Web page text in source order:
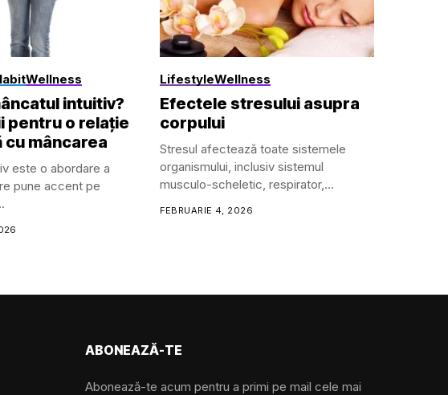
o afecțiune nou diagnosticată sau pur și simplu vrei să îți optimizezi
Wellness
intuitiv?
pentru o relație
cu mâncarea
este o abordare a
pune accent pe
LifestyleWellness
Efectele stresului asupra
corpului
Stresul afectează toate sistemele
organismului, inclusiv sistemul
musculo-scheletic, respirator,
gastrointestinal,...
FEBRUARIE 4, 2026
ABONEAZĂ-TE
Abonează-te acum pentru a primi pe mail cele mai